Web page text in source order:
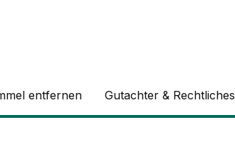
entfernen Gutachter & Rechtliches